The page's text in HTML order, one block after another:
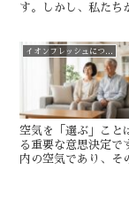
す。しかし、私たち
イオンフレッシュについて
空気を「選ぶ」こと
る重要な意思決定で
内の空気であり、そ